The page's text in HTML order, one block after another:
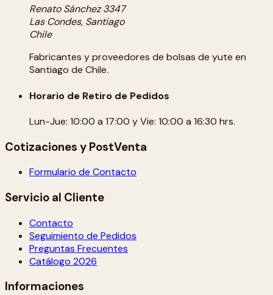
Renato Sánchez 3347
Las Condes, Santiago
Chile
Fabricantes y proveedores de bolsas de yute en
Santiago de Chile.
Horario de Retiro de Pedidos
Lun-Jue: 10:00 a 17:00 y Vie: 10:00 a 16:30 hrs.
Cotizaciones y PostVenta
Formulario de Contacto
Servicio al Cliente
Contacto
Seguimiento de Pedidos
Preguntas Frecuentes
Catálogo 2026
Informaciones